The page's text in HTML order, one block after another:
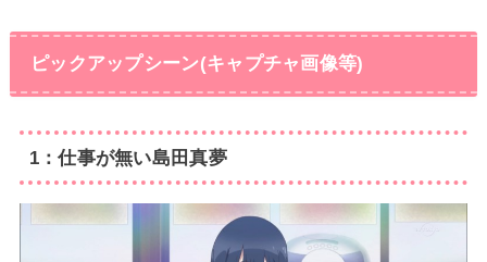
ピックアップシーン(キャプチャ画像等)
1：仕事が無い島田真夢